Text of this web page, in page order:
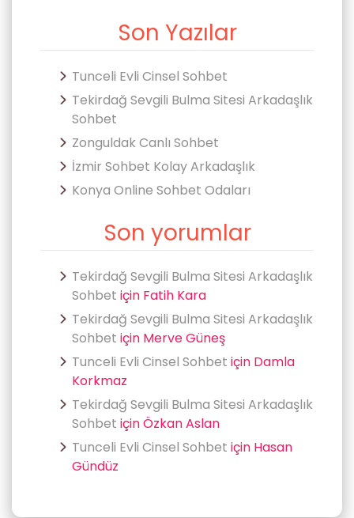
Son Yazılar
Tunceli Evli Cinsel Sohbet
Tekirdağ Sevgili Bulma Sitesi Arkadaşlık
Sohbet
Zonguldak Canlı Sohbet
İzmir Sohbet Kolay Arkadaşlık
Konya Online Sohbet Odaları
Son yorumlar
Tekirdağ Sevgili Bulma Sitesi Arkadaşlık
Sohbet için Fatih Kara
Tekirdağ Sevgili Bulma Sitesi Arkadaşlık
Sohbet için Merve Güneş
Tunceli Evli Cinsel Sohbet için Damla
Korkmaz
Tekirdağ Sevgili Bulma Sitesi Arkadaşlık
Sohbet içinÖzkan Aslan
Tunceli Evli Cinsel Sohbet için Hasan
Gündüz